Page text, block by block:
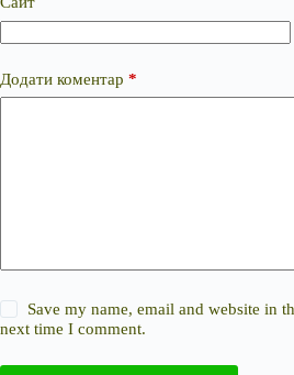
Додати коментар *
Save my name, email and website in
next time I comment.